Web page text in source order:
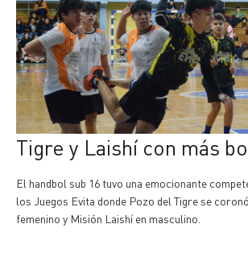
Tigre y Laishí con más
El handbol sub 16 tuvo una emocionante
los Juegos Evita donde Pozo del Tigre se
femenino y Misión Laishí en masculino.